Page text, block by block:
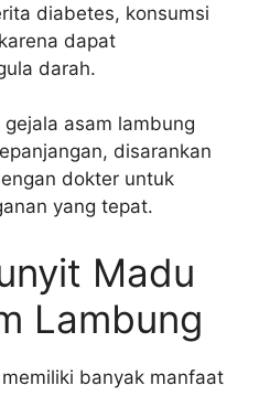
diabetes, konsumsi
dapat
darah.
asam lambung
disarankan
dokter untuk
yang tepat.
Madu
Lambung
banyak manfaat